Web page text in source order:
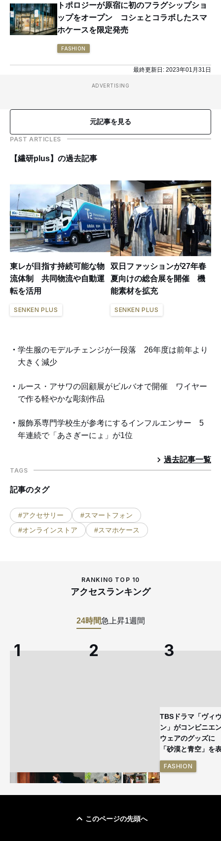
トポロジーが原宿に初のフラグシップショ
ップをオープン コシェとコラボしたスマ
ホケースを限定発売
FASHION
最終更新日: 2023年01月31日
ADVERTISING
元記事を見る
PAST ARTICLES
【繊研plus】の過去記事
東レが目指す持続可能な物
流体制 共同物流や自動運
転を活用
SENKEN PLUS
双日ファッションが27年春
夏向けの総合展を開催 機
能素材を拡充
SENKEN PLUS
学生服のモデルチェンジが一段落 26年度は前年より
大きく減少
ルース・アサワの回顧展がビルバオで開催 ワイヤー
で作る軽やかな彫刻作品
服飾系専門学校生が参考にするインフルエンサー 5
年連続で「あさぎーにょ」が1位
過去記事一覧
TAGS
記事のタグ
#アクセサリー
#スマートフォン
#オンラインストア
#スマホケース
RANKING TOP 10
アクセスランキング
24時間急上昇1週間
TBSドラマ「ヴィ
ン」がコンビニエ
ウェアのグッズ
「砂漠と青空」を
FASHION
このページの先頭へ